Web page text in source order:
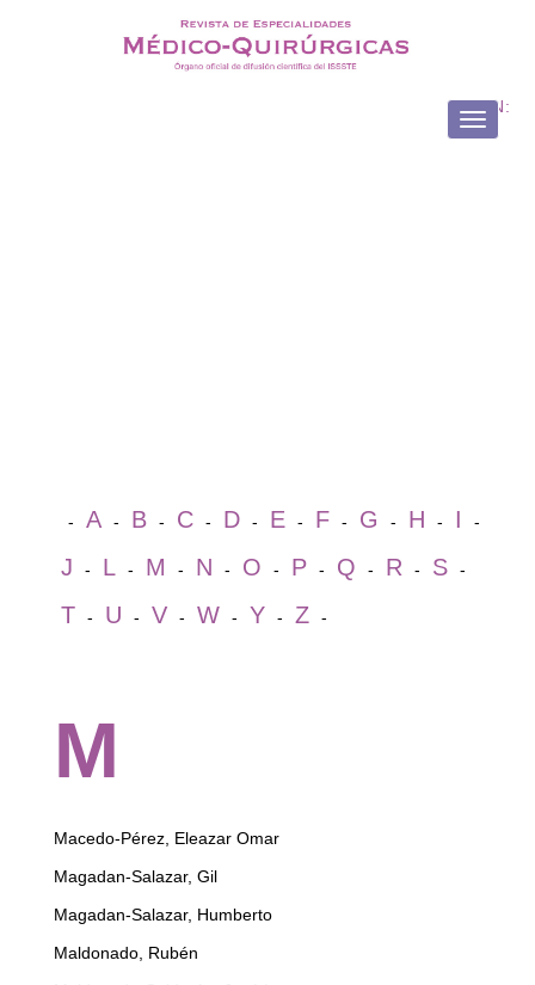
ISSN:
Toggle
- A - B - C - D - E - F - G - H - I -
J - L - M - N - O - P - Q - R - S -
T - U - V - W - Y - Z -
M
Macedo-Pérez, Eleazar Omar
Magadan-Salazar, Gil
Magadan-Salazar, Humberto
Maldonado, Rubén